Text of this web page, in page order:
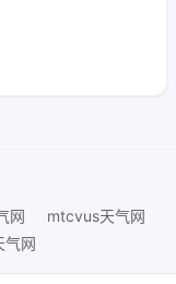
网
mtcvus天气网
气网